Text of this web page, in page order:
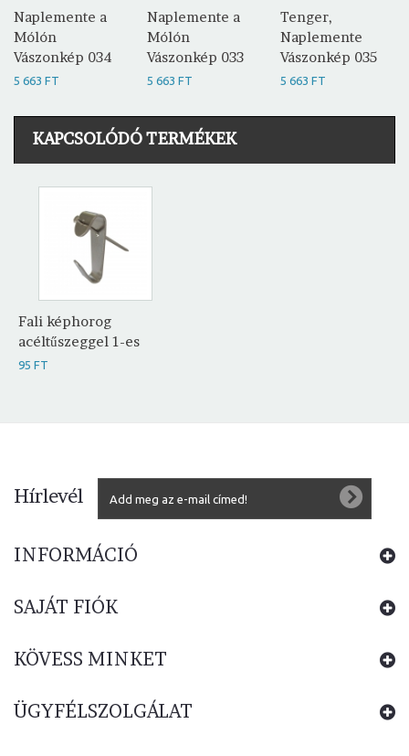
Naplemente a
Mólón
Vászonkép 034
5 663 FT
Naplemente a
Mólón
Vászonkép 033
5 663 FT
Tenger,
Naplemente
Vászonkép 035
5 663 FT
KAPCSOLÓDÓ TERMÉKEK
Fali képhorog
acéltűszeggel 1-es
95 FT
Hírlevél
INFORMÁCIÓ
SAJÁT FIÓK
KÖVESS MINKET
ÜGYFÉLSZOLGÁLAT